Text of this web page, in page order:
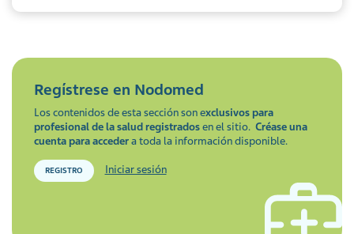
Regístrese en Nodomed
Los contenidos de esta sección son exclusivos para
profesional de la salud registradosen el sitio. Créase una
cuenta para accedera toda la información disponible.
REGISTRO Iniciar sesión